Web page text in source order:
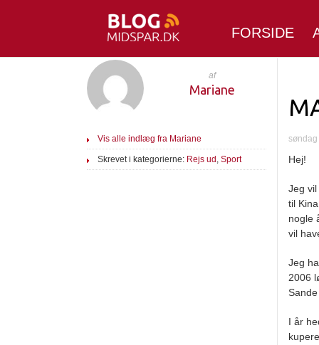
FORSIDE
af
Mariane
Vis alle indlæg fra Mariane
Skrevet i kategorierne: Rejs ud , Sport Hej!
Jeg
til
nogle
vil
Jeg
2006
I år